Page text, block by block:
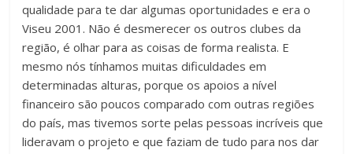
qualidade para te dar algumas oportunidades e era o
Viseu 2001. Não é desmerecer os outros clubes da
região, é olhar para as coisas de forma realista. E
mesmo nós tínhamos muitas dificuldades em
determinadas alturas, porque os apoios a nível
financeiro são poucos comparado com outras regiões
do país, mas tivemos sorte pelas pessoas incríveis que
lideravam o projeto e que faziam de tudo para nos dar